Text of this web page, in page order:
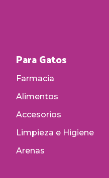
Para Gatos
Farmacia
Alimentos
Accesorios
Limpieza e Higiene
Arenas